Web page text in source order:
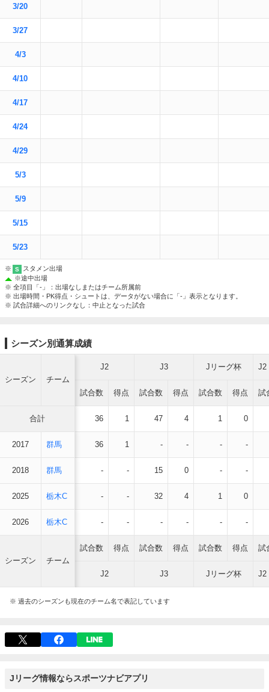
3/20
3/27
4/3
4/10
4/17
4/24
4/29
5/3
5/9
5/15
5/23
※ S
スタメン出場
※途中出場
※ 全項目「-」：出場なしまたはチーム所属前
※ 出場時間・PK得点・シュートは、データがない場合に「-」表示となります。
※ 試合詳細へのリンクなし：中止となった試合
シーズン別通算成績
シーズン チーム
J2 J3 Jリーグ杯 J2
試合数 得点 試合数 得点 試合数 得点 試
合計 36 1 47 4 1 0
2017 群馬 36 1 - - - -
2018 群馬 - - 15 0 - -
2025 栃木C - - 32 4 1 0
2026 栃木C - - - - - -
シーズン チーム
試合数 得点 試合数 得点 試合数 得点 試
J2 J3 Jリーグ杯 J2
※ 過去のシーズンも現在のチーム名で表記しています
Jリーグ情報ならスポーツナビアプリ